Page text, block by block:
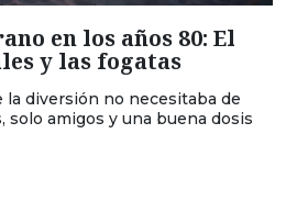
en los años 80: El
y las fogatas
la diversión no necesitaba de
solo amigos y una buena dosis